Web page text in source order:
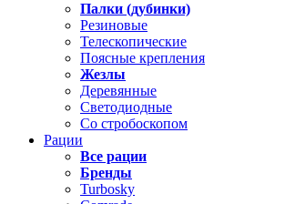
Палки (дубинки)
Резиновые
Телескопические
Поясные крепления
Жезлы
Деревянные
Светодиодные
Со стробоскопом
Рации
Все рации
Бренды
Turbosky